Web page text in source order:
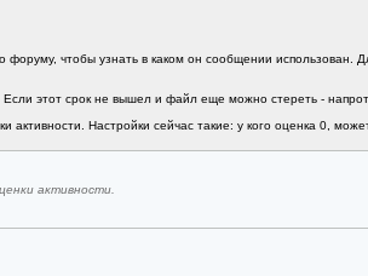
чтобы узнать в каком он сообщении использован.
Если этот срок не вышел и файл еще можно стереть -
активности. Настройки сейчас такие: у кого оценка 0,
активности.